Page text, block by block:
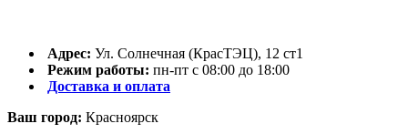
Адрес: Ул. Солнечная (КрасТЭЦ), 12 ст1
Режим работы: пн-пт с 08:00 до 18:00
Доставка и оплата
Ваш город: Красноярск